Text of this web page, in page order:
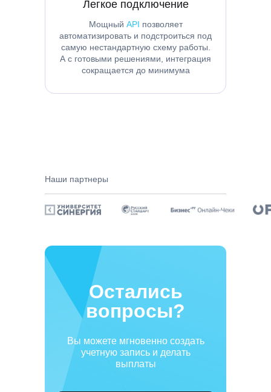
Легкое подключение
Мощный API позволяет
автоматизировать и подстроиться под
самую нестандартную схему работы.
А с готовыми решениями, интеграция
сокращается до минимума
Наши партнеры
Остались
вопросы?
Вы можете мгновенно создать
учетную запись и делать
выплаты